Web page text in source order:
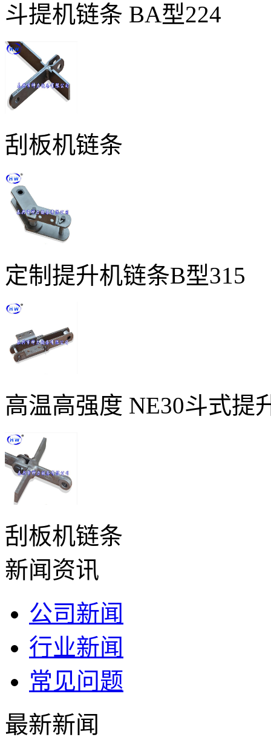
斗提机链条 BA型224
刮板机链条
定制提升机链条B型315
高温高强度 NE30斗式提
刮板机链条
新闻资讯
公司新闻
行业新闻
常见问题
最新新闻